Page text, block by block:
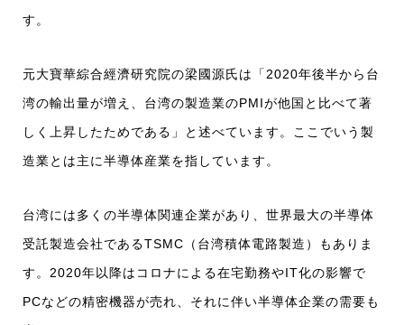
す。
元大寶華綜合經濟研究院の梁國源氏は「2020年後半から台
湾の輸出量が増え、台湾の製造業のPMIが他国と比べて著
しく上昇したためである」と述べています。ここでいう製
造業とは主に半導体産業を指しています。
台湾には多くの半導体関連企業があり、世界最大の半導体
受託製造会社であるTSMC（台湾積体電路製造）もありま
す。2020年以降はコロナによる在宅勤務やIT化の影響で
PCなどの精密機器が売れ、それに伴い半導体企業の需要も